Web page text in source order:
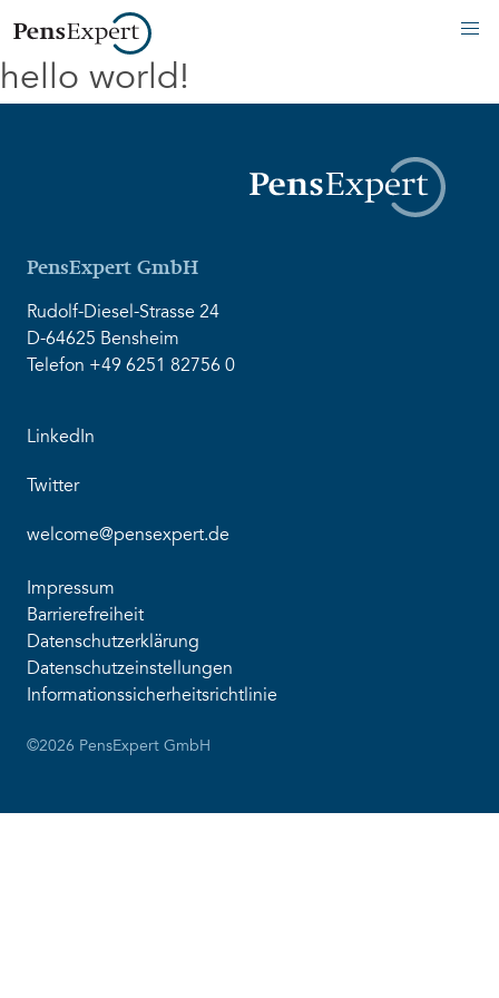
hello world!
PensExpert GmbH
Rudolf-Diesel-Strasse 24
D-64625 Bensheim
Telefon +49 6251 82756 0
LinkedIn
Twitter
welcome@pensexpert.de
Impressum
Barrierefreiheit
Datenschutzerklärung
Datenschutzeinstellungen
Informationssicherheitsrichtlinie
©2026 PensExpert GmbH